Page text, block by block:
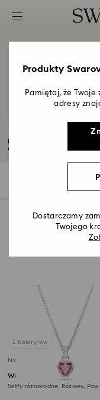
Lista kluczy dostępu
2 - Stopka
4 - Wyniki
Kolekcja
Dodaj odrobinę koloru i
Chroma...
2 Kolory/ów
Nowość
Wisiorek Chroma
Szlify różnorodne, Różowy,
Produkty
Pamiętaj, że Twoje
adresy
Dostarczamy
Twojego